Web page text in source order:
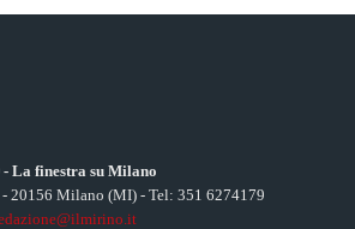
La finestra su Milano
20156 Milano (MI) - Tel: 351 6274179